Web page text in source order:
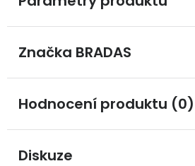
Značka BRADAS
Hodnocení produktu (0)
Diskuze